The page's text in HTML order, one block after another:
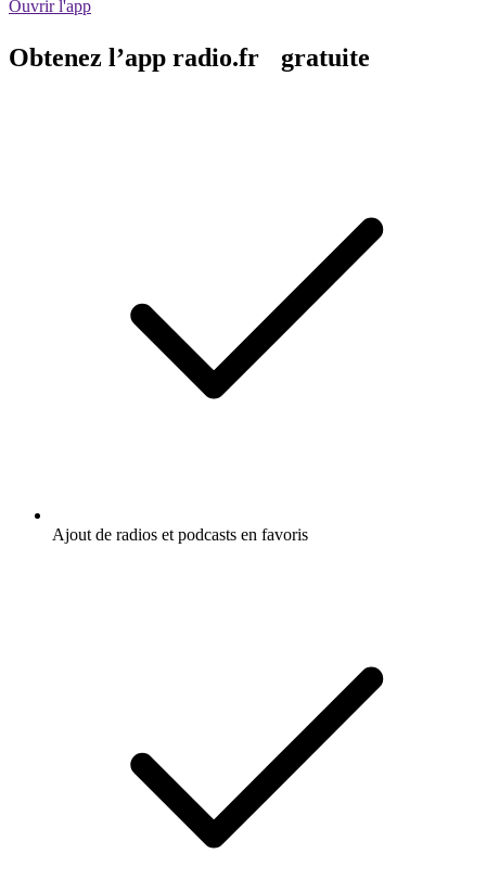
Ouvrir l'app
Obtenez l’app radio.fr gratuite
Ajout de radios et podcasts en favoris